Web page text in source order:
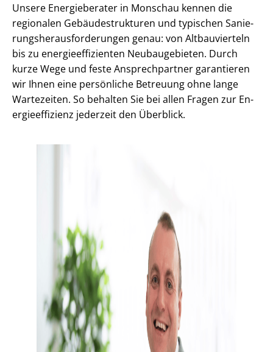
Unsere Energieberater in Monschau kennen die
regionalen Ge­bäu­de­struk­tu­ren und typischen Sa­nie­
rungs­her­aus­for­de­run­gen genau: von Altbauvierteln
bis zu en­er­gie­ef­fi­zi­en­ten Neubaugebieten. Durch
kurze Wege und feste Ansprechpartner garantieren
wir Ihnen eine persönliche Betreuung ohne lange
Wartezeiten. So behalten Sie bei allen Fragen zur En­
er­gie­ef­fi­zi­enz jederzeit den Überblick.